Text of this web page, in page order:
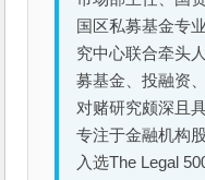
国区私募基金专
究中心联合牵头
募基金、投融资
对赌研究颇深且
专注于金融机构
入选The Legal